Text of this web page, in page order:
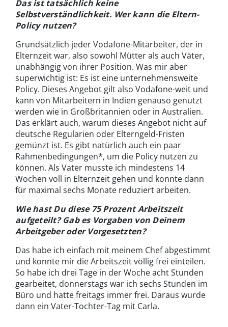
Das ist tatsächlich keine
Selbstverständlichkeit. Wer kann die Eltern-
Policy nutzen?
Grundsätzlich jeder Vodafone-Mitarbeiter, der in
Elternzeit war, also sowohl Mütter als auch Väter,
unabhängig von ihrer Position. Was mir aber
superwichtig ist: Es ist eine unternehmensweite
Policy. Dieses Angebot gilt also Vodafone-weit und
kann von Mitarbeitern in Indien genauso genutzt
werden wie in Großbritannien oder in Australien.
Das erklärt auch, warum dieses Angebot nicht auf
deutsche Regularien oder Elterngeld-Fristen
gemünzt ist. Es gibt natürlich auch ein paar
Rahmenbedingungen*, um die Policy nutzen zu
können. Als Vater musste ich mindestens 14
Wochen voll in Elternzeit gehen und konnte dann
für maximal sechs Monate reduziert arbeiten.
Wie hast Du diese 75 Prozent Arbeitszeit
aufgeteilt? Gab es Vorgaben von Deinem
Arbeitgeber oder Vorgesetzten?
Das habe ich einfach mit meinem Chef abgestimmt
und konnte mir die Arbeitszeit völlig frei einteilen.
So habe ich drei Tage in der Woche acht Stunden
gearbeitet, donnerstags war ich sechs Stunden im
Büro und hatte freitags immer frei. Daraus wurde
dann ein Vater-Tochter-Tag mit Carla.